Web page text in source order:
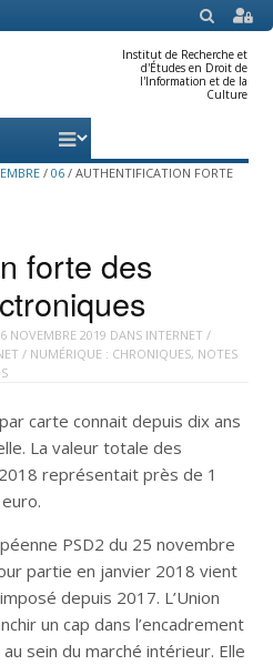
SEARCH
Institut de Recherche et
d'Études en Droit de
l'Information et de la
Culture
/ 06 / AUTHENTIFICATION FORTE
forte des
6 NOVEMBRE 2019 DANS INTERNET /
/ NUMÉRIQUE : CHRONIQUES, NOTES
carte connait depuis dix ans
La valeur totale des
représentait près de 1
PSD2 du 25 novembre
partie en janvier 2018 vient
depuis 2017. L’Union
un cap dans l’encadrement
sein du marché intérieur. Elle